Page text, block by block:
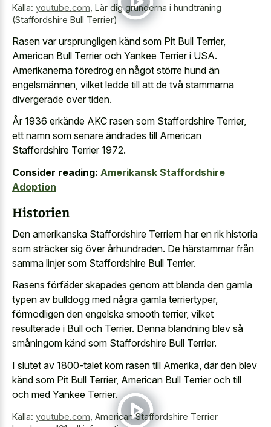
Källa: youtube.com Lär dig grunderna i hundträning
(Staffordshire Bull Terrier)
Rasen var ursprungligen känd som Pit Bull Terrier,
American Bull Terrier och Yankee Terrier i USA.
Amerikanerna föredrog en något större hund än
engelsmännen, vilket ledde till att de två stammarna
divergerade över tiden.
År 1936 erkände AKC rasen som Staffordshire Terrier,
ett namn som senare ändrades till American
Staffordshire Terrier 1972.
Consider reading: Amerikansk Staffordshire
Adoption
Historien
Den amerikanska Staffordshire Terriern har en rik historia
som sträcker sig över århundraden. De härstammar från
samma linjer som Staffordshire Bull Terrier.
Rasens förfäder skapades genom att blanda den gamla
typen av bulldogg med några gamla terriertyper,
förmodligen den engelska smooth terrier, vilket
resulterade i Bull och Terrier. Denna blandning blev så
småningom känd som Staffordshire Bull Terrier.
I slutet av 1800-talet kom rasen till Amerika, där den blev
känd som Pit Bull Terrier, American Bull Terrier och till
och med Yankee Terrier.
Källa: youtube.com American Staffordshire Terrier